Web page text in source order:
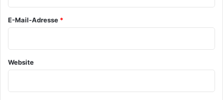
*
E-Mail-Adresse *
Website